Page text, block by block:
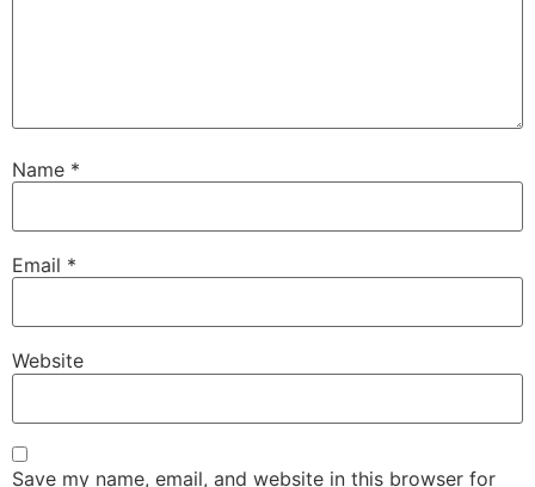
Name *
Email *
Website
Save my name, email, and website in this browser for